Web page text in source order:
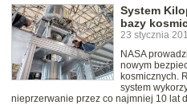
System
bazy
23 stycznia
NASA
nowym
kosmicznych.
system
nieprzerwanie przez co najmniej 10 lat